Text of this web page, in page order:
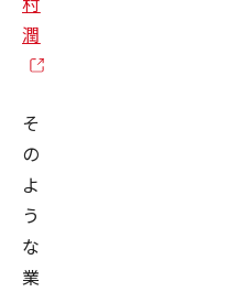
潤
そ
の
よ
う
な
業